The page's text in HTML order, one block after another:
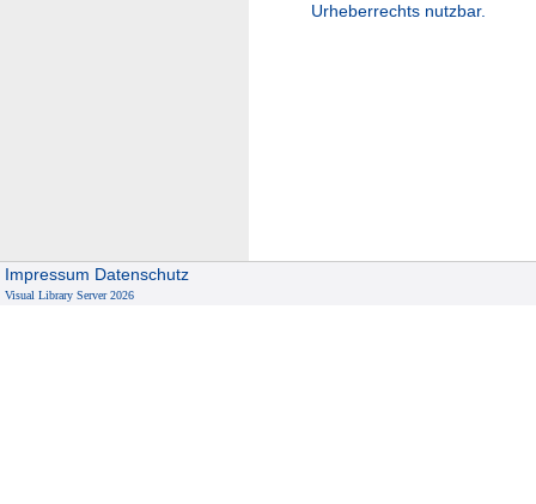
Urheberrechts nutzbar.
Impressum Datenschutz
Visual Library Server 2026